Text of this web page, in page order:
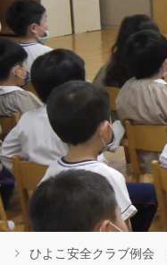
ひよこ安全クラブ例会